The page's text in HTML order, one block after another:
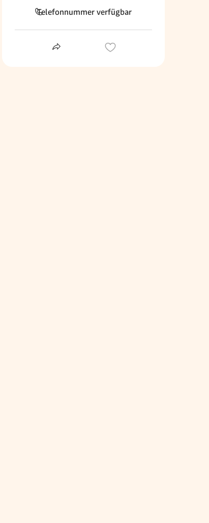
Telefonnummer verfügbar